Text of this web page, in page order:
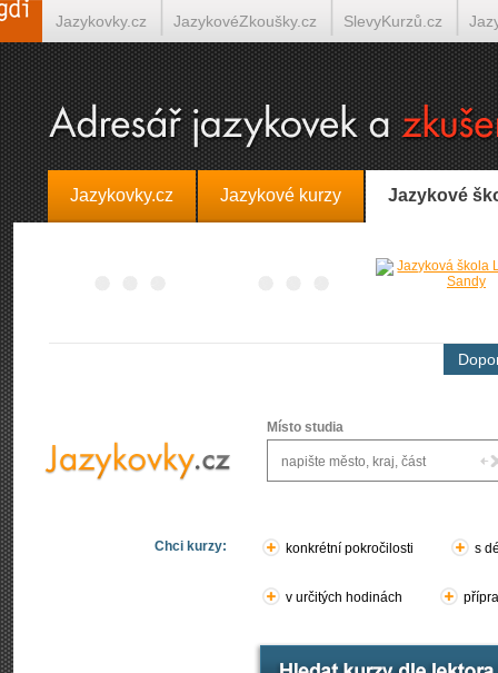
Jazykovky.cz Jazykové kurzy Jazykové
Místo studia
Chci kurzy: konkrétní pokročilosti s
v určitých hodinách
Jazykovky.cz JazykovéZkoušky.cz SlevyKurzů.cz
Španělština on-line Italština on-line Tlumočení-